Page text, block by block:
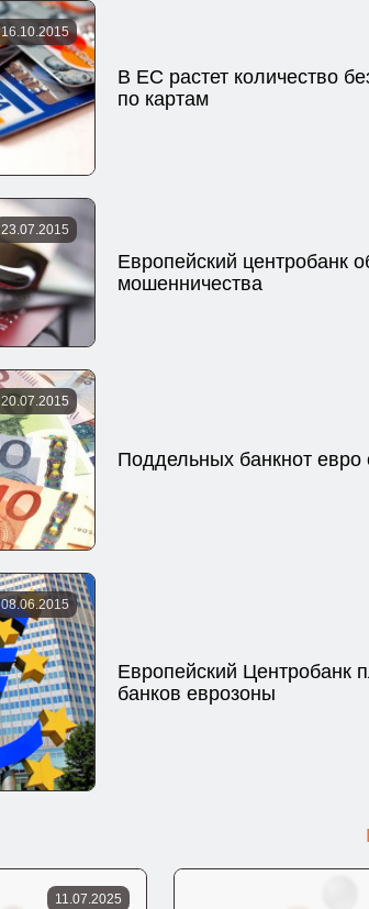
16.10.2015
В ЕС растет количество
по картам
23.07.2015
Европейский центробанк
мошенничества
20.07.2015
Поддельных банкнот
08.06.2015
Европейский Центробанк
банков еврозоны
11.07.2025